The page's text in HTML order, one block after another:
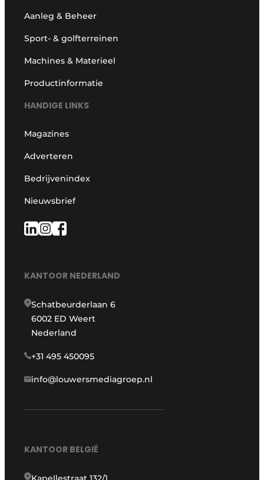
Aanleg & Beheer
Sport- & golfterreinen
Machines & Materieel
Productinformatie
HANDIGE LINKS
Magazines
Adverteren
Bedrijvenindex
Nieuwsbrief
KANTOOR NEDERLAND
Schatbeurderlaan 6
6002 ED Weert
Nederland
+31 495 450095
info@louwersmediagroep.nl
KANTOOR BELGIË